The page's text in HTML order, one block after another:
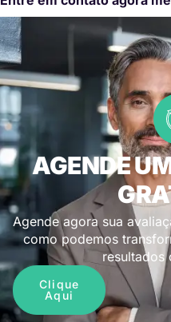
AGENDE
Agende agora sua
como podemos
resultados
Clique
Aqui